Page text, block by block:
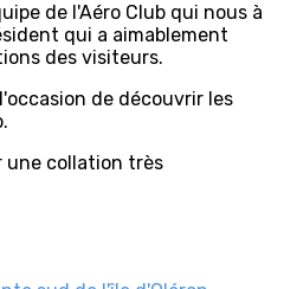
de l'Aéro Club qui nous à
qui a aimablement
des visiteurs.
de découvrir les
une collation très